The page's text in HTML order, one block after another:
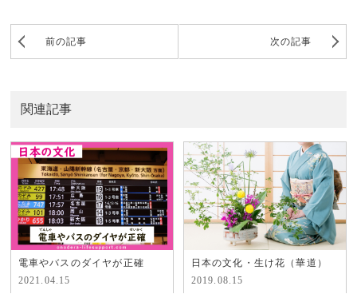
前の記事 次の記事
関連記事
電車やバスのダイヤが正確
2021.04.15
日本の文化・生け花（華道）
2019.08.15